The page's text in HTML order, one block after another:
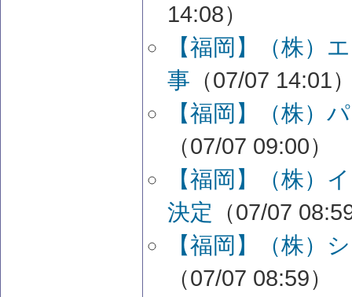
14:08）
【福岡】（株）
事 （07/07 14:01
【福岡】（株）
（07/07 09:00）
【福岡】（株）
決定 （07/07
【福岡】（株）
（07/07 08:59）